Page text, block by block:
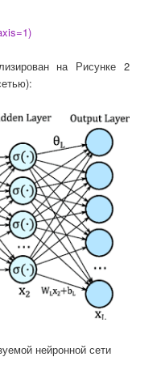
на Рисунке 2
нейронной сети